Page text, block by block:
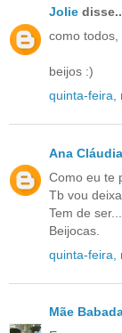
Jolie
como todos,
beijos :)
quinta-feira,
Ana Cláudia
Como eu te
Tb vou
Tem de ser...
Beijocas.
quinta-feira,
Mãe